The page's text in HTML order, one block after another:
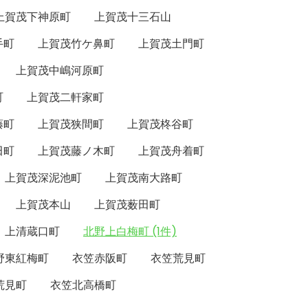
賀茂下神原町
上賀茂十三石山
町 上賀茂竹ケ鼻町
上賀茂土門町
上賀茂中嶋河原町
上賀茂二軒家町
町 上賀茂狭間町
上賀茂柊谷町
町 上賀茂藤ノ木町
上賀茂舟着町
上賀茂深泥池町
上賀茂南大路町
上賀茂本山
上賀茂薮田町
上清蔵口町
北野上白梅町 (1件)
東紅梅町 衣笠赤阪町
衣笠荒見町
見町
衣笠北高橋町